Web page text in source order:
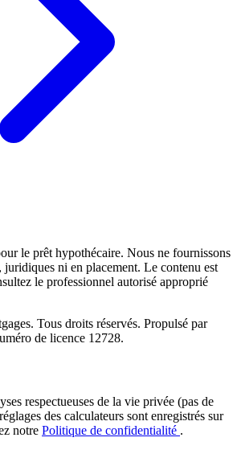
le prêt hypothécaire. Nous ne fournissons
juridiques ni en placement. Le contenu est
le professionnel autorisé approprié
Tous droits réservés. Propulsé par
de licence 12728.
respectueuses de la vie privée (pas de
des calculateurs sont enregistrés sur
notre Politique de confidentialité .